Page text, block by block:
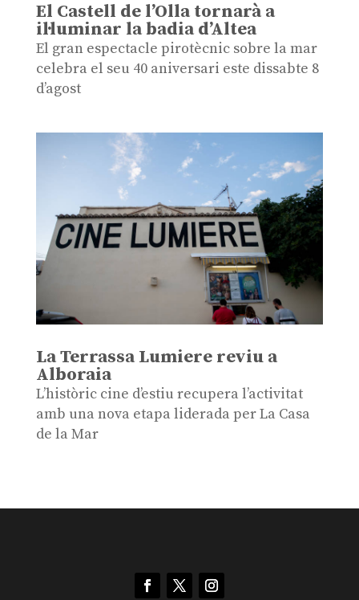
El Castell de l’Olla tornarà a
il·luminar la badia d’Altea
El gran espectacle pirotècnic sobre la mar
celebra el seu 40 aniversari este dissabte 8
d’agost
La Terrassa Lumiere reviu a
Alboraia
L’històric cine d’estiu recupera l’activitat
amb una nova etapa liderada per La Casa
de la Mar